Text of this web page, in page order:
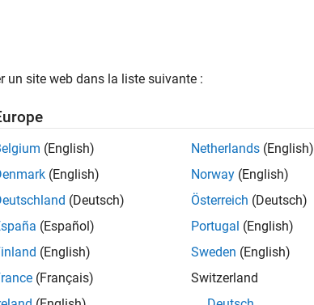
| Autonomous
use a map like a binary occupancy grid for
motion planning means and how we can use a
walk through two popular approaches for creating
sampling-based algorithms like RRT and RRT*.
un site web dans la liste suivante :
(English)
(English)
(Deutsch)
(Español)
(English)
(Français)
Netherlands (English)
Norway (English)
Österreich (Deutsch)
Portugal (English)
Sweden (English)
Switzerland